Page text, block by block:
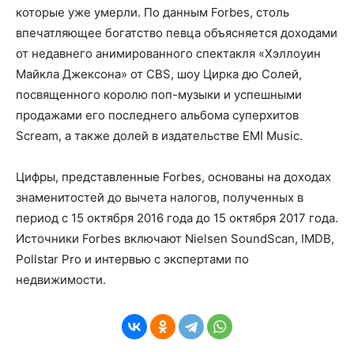
которые уже умерли. По данным Forbes, столь
впечатляющее богатство певца объясняется доходами
от недавнего анимированного спектакля «Хэллоуин
Майкла Джексона» от CBS, шоу Цирка дю Солей,
посвященного королю поп-музыки и успешными
продажами его последнего альбома суперхитов
Scream, а также долей в издательстве EMI Music.
Цифры, представленные Forbes, основаны на доходах
знаменитостей до вычета налогов, полученных в
период с 15 октября 2016 года до 15 октября 2017 года.
Источники Forbes включают Nielsen SoundScan, IMDB,
Pollstar Pro и интервью с экспертами по
недвижимости.